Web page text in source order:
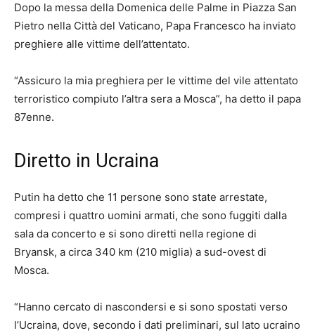
Dopo la messa della Domenica delle Palme in Piazza San
Pietro nella Città del Vaticano, Papa Francesco ha inviato
preghiere alle vittime dell’attentato.
“Assicuro la mia preghiera per le vittime del vile attentato
terroristico compiuto l’altra sera a Mosca”, ha detto il papa
87enne.
Diretto in Ucraina
Putin ha detto che 11 persone sono state arrestate,
compresi i quattro uomini armati, che sono fuggiti dalla
sala da concerto e si sono diretti nella regione di
Bryansk, a circa 340 km (210 miglia) a sud-ovest di
Mosca.
“Hanno cercato di nascondersi e si sono spostati verso
l’Ucraina, dove, secondo i dati preliminari, sul lato ucraino